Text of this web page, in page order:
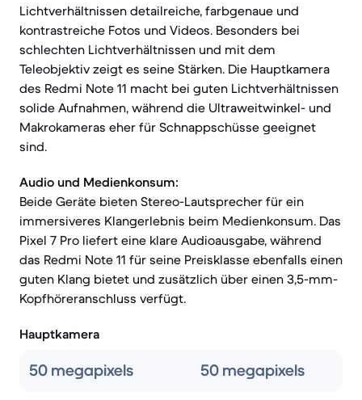
Lichtverhältnissen detailreiche, farbgenaue und
kontrastreiche Fotos und Videos. Besonders bei
schlechten Lichtverhältnissen und mit dem
Teleobjektiv zeigt es seine Stärken. Die Hauptkamera
des Redmi Note 11 macht bei guten Lichtverhältnissen
solide Aufnahmen, während die Ultraweitwinkel- und
Makrokameras eher für Schnappschüsse geeignet
sind.
Audio und Medienkonsum:
Beide Geräte bieten Stereo-Lautsprecher für ein
immersiveres Klangerlebnis beim Medienkonsum. Das
Pixel 7 Pro liefert eine klare Audioausgabe, während
das Redmi Note 11 für seine Preisklasse ebenfalls einen
guten Klang bietet und zusätzlich über einen 3,5-mm-
Kopfhöreranschluss verfügt.
Hauptkamera
50 megapixels 50 megapixels